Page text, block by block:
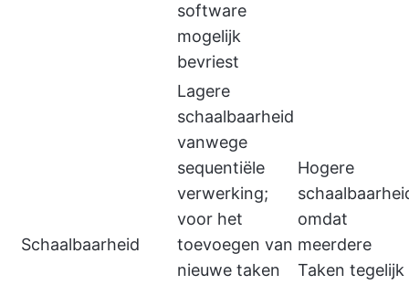
software
mogelijk
bevriest
Schaalbaarheid
Lagere
schaalbaarheid
vanwege
sequentiële
verwerking;
voor het
toevoegen van
nieuwe taken
Hogere
omdat
meerdere
Taken tegelijk